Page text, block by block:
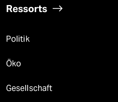
Ressorts
Politik
Öko
Gesellschaft